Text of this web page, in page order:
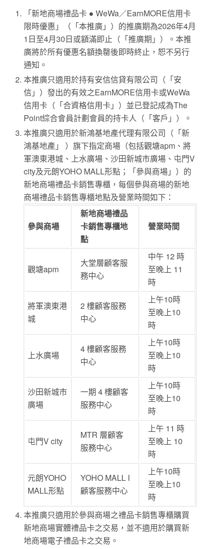
「新地商場禮品卡 ● WeWa／EarnMORE信用卡
限時優惠」（「本推廣」）的推廣期為2026年4月
1日至4月30日或額滿即止（「推廣期」）。本推
廣將於所有優惠名額換罄後即時終止，恕不另行
通知。
本推廣只適用於持有安信信貸有限公司（「安
信」）發出的有效之EarnMORE信用卡或WeWa
信用卡（「合資格信用卡」）並已登記成為The
Point綜合會員計劃會員的持卡人（「客戶」）。
本推廣只適用於新鴻基地產代理有限公司（「新
鴻基地產」 ）旗下指定商場（包括觀塘apm、將
軍澳東港城、上水廣場、沙田新城市廣場、屯門V
city及元朗YOHO MALL形點；「參與商場」）的
新地商場禮品卡銷售專櫃，每個參與商場的新地
商場禮品卡銷售專櫃地點及營業時間如下：
參與商場
新地商場禮品
卡銷售專櫃地
點
營業時間
觀塘apm
大堂層顧客服
務中心
中午 12 時
至晚上 11
時
將軍澳東港
城
2 樓顧客服務
中心
上午10時
至晚上10
時
上水廣場
4 樓顧客服務
中心
上午10時
至晚上10
時
沙田新城市
廣場
一期 4 樓顧客
服務中心
上午10時
至晚上10
時
屯門V city
MTR 層顧客
服務中心
上午 11 時
至晚上 10
時
元朗YOHO
MALL形點
YOHO MALL I
顧客服務中心
上午10時
至晚上10
時
本推廣只適用於參與商場之禮品卡銷售專櫃購買
新地商場實體禮品卡之交易，並不適用於購買新
地商場電子禮品卡之交易。